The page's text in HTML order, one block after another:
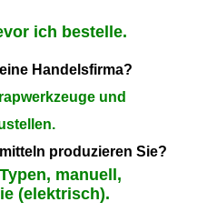
ich bestelle.
Handelsfirma?
und
produzieren Sie?
manuell,
(elektrisch).